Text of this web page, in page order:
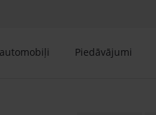
Piedāvājumi